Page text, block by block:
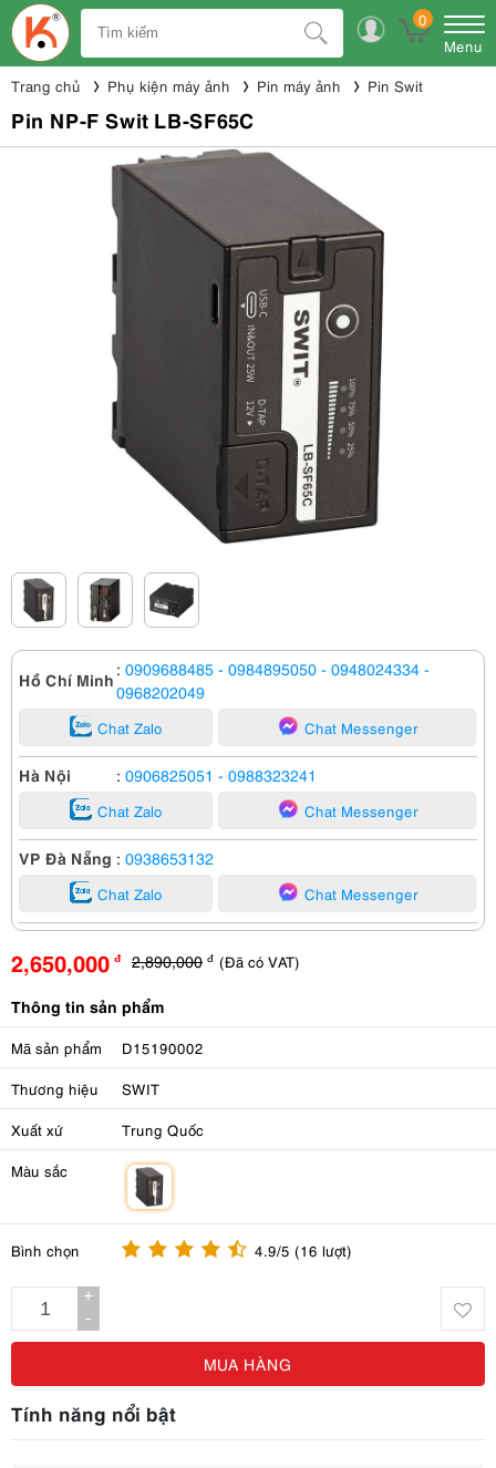
0
Menu
Trang chủ Phụ kiện máy ảnh Pin máy ảnh Pin Swit
Pin NP-F Swit LB-SF65C
Hồ Chí Minh : 0909688485 - 0984895050 - 0948024334 -
0968202049
Chat Zalo Chat Messenger
Hà Nội : 0906825051 - 0988323241
Chat Zalo Chat Messenger
VP Đà Nẵng : 0938653132
Chat Zalo Chat Messenger
2,650,000 đ 2,890,000 đ (Đã có VAT)
Thông tin sản phẩm
Mã sản phẩm D15190002
Thương hiệu SWIT
Xuất xứ Trung Quốc
Màu sắc
Bình chọn 4.9/5 (16 lượt)
+
-
MUA HÀNG
Tính năng nổi bật